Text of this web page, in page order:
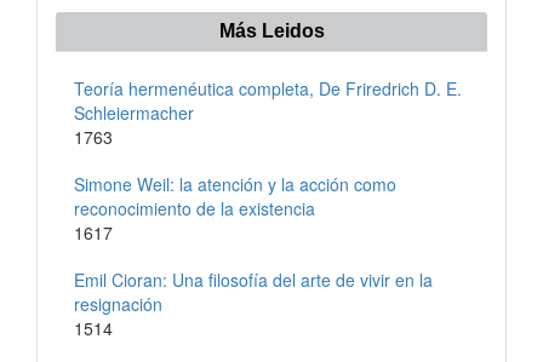
Más Leidos
Teoría hermenéutica completa, De Friredrich D. E.
Schleiermacher
1763
Simone Weil: la atención y la acción como
reconocimiento de la existencia
1617
Emil Cioran: Una filosofía del arte de vivir en la
resignación
1514